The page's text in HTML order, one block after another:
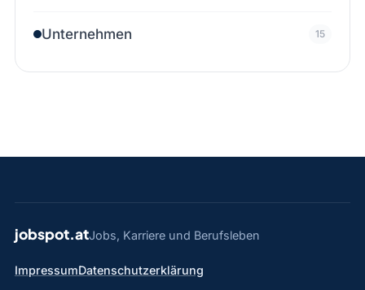
Unternehmen 15
jobspot.atJobs, Karriere und Berufsleben
ImpressumDatenschutzerklärung